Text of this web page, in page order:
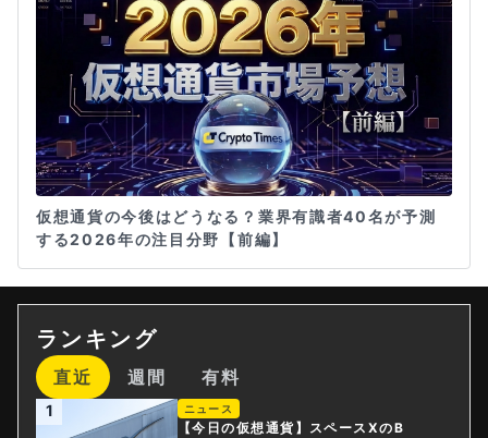
仮想通貨の今後はどうなる？業界有識者40名が予測
する2026年の注目分野【前編】
ランキング
直近 週間 有料
1 ニュース
【今日の仮想通貨】スペースXのB